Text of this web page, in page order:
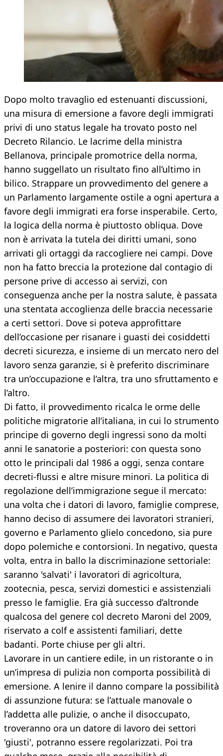
Dopo molto travaglio ed estenuanti discussioni,
una misura di emersione a favore degli immigrati
privi di uno status legale ha trovato posto nel
Decreto Rilancio. Le lacrime della ministra
Bellanova, principale promotrice della norma,
hanno suggellato un risultato fino all’ultimo in
bilico. Strappare un provvedimento del genere a
un Parlamento largamente ostile a ogni apertura a
favore degli immigrati era forse insperabile. Certo,
la logica della norma è piuttosto obliqua. Dove
non è arrivata la tutela dei diritti umani, sono
arrivati gli ortaggi da raccogliere nei campi. Dove
non ha fatto breccia la protezione dal contagio di
persone prive di accesso ai servizi, con
conseguenza anche per la nostra salute, è passata
una stentata accoglienza delle braccia necessarie
a certi settori. Dove si poteva approfittare
dell’occasione per risanare i guasti dei cosiddetti
decreti sicurezza, e insieme di un mercato nero del
lavoro senza garanzie, si è preferito discriminare
tra un’occupazione e l’altra, tra uno sfruttamento e
l’altro.
Di fatto, il provvedimento ricalca le orme delle
politiche migratorie all’italiana, in cui lo strumento
principe di governo degli ingressi sono da molti
anni le sanatorie a posteriori: con questa sono
otto le principali dal 1986 a oggi, senza contare
decreti-flussi e altre misure minori. La politica di
regolazione dell’immigrazione segue il mercato:
una volta che i datori di lavoro, famiglie comprese,
hanno deciso di assumere dei lavoratori stranieri,
governo e Parlamento glielo concedono, sia pure
dopo polemiche e contorsioni. In negativo, questa
volta, entra in ballo la discriminazione settoriale:
saranno 'salvati' i lavoratori di agricoltura,
zootecnia, pesca, servizi domestici e assistenziali
presso le famiglie. Era già successo d’altronde
qualcosa del genere col decreto Maroni del 2009,
riservato a colf e assistenti familiari, dette
badanti. Porte chiuse per gli altri.
Lavorare in un cantiere edile, in un ristorante o in
un’impresa di pulizia non comporta possibilità di
emersione. A lenire il danno compare la possibilità
di assunzione futura: se l’attuale manovale o
l’addetta alle pulizie, o anche il disoccupato,
troveranno ora un datore di lavoro dei settori
'giusti', potranno essere regolarizzati. Poi tra